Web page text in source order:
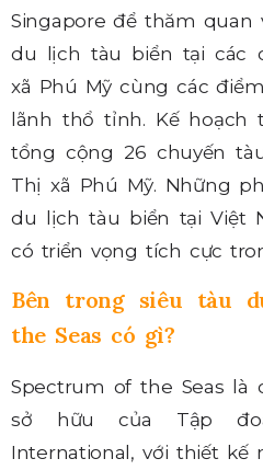
Singapore để thăm quan
du lịch tàu biển tại các
xã Phú Mỹ cùng các
lãnh thổ tỉnh. Kế hoạch
tổng cộng 26 chuyến
Thị xã Phú Mỹ. Những
du lịch tàu biển tại Việt
có triển vọng tích cực
Bên trong siêu tàu
the Seas có gì?
Spectrum of the Seas là
sở hữu của Tập
International, với thiết